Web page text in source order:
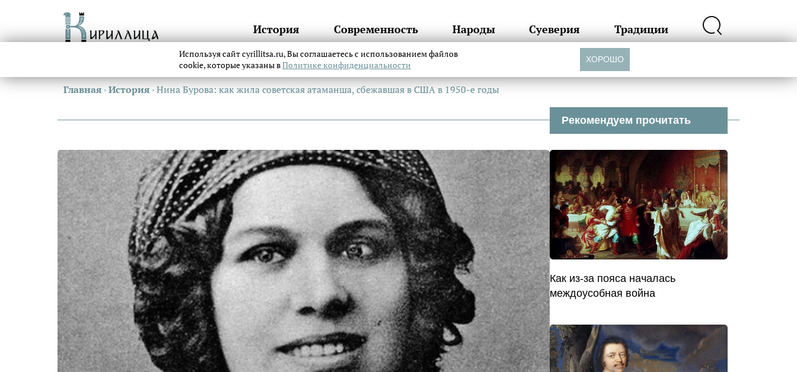
История Современность Народы Суеверия Традиции
Главная ›История ›Нина Бурова: как жила советская атаманша, сбежавшая в США в 1950-е годы
Рекомендуем прочитать
Как из-за пояса началась
междоусобная война
Используя сайт cyrillitsa.ru, Вы соглашаетесь с использованием файлов
cookie, которые указаны вПолитике конфиденциальности ХОРОШО